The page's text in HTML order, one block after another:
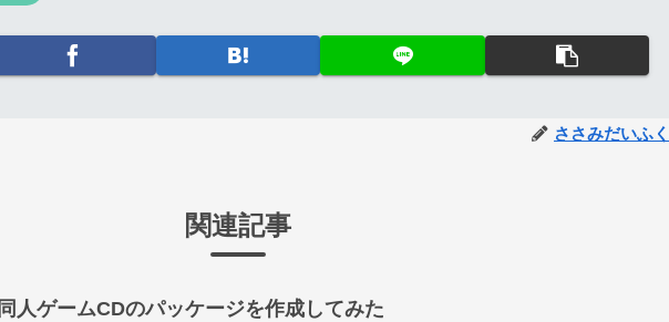
ささみだいふく
関連記事
同人ゲームCDのパッケージを作成してみた